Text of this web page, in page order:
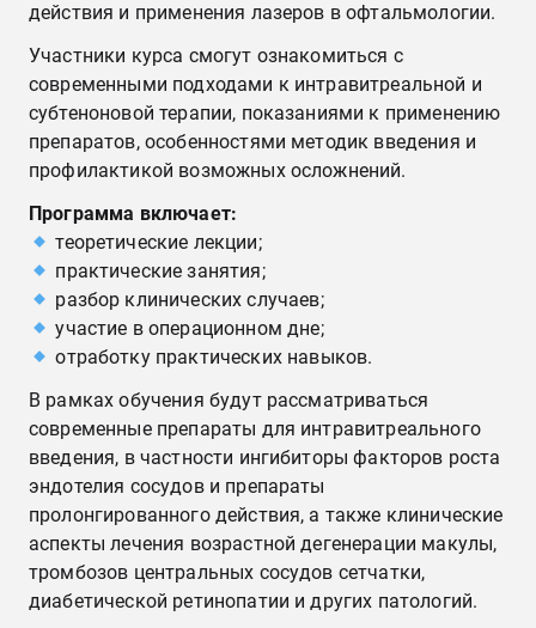
действия и применения лазеров в офтальмологии.
Участники курса смогут ознакомиться с
современными подходами к интравитреальной и
субтеноновой терапии, показаниями к применению
препаратов, особенностями методик введения и
профилактикой возможных осложнений.
Программа включает:
теоретические лекции;
практические занятия;
разбор клинических случаев;
участие в операционном дне;
отработку практических навыков.
В рамках обучения будут рассматриваться
современные препараты для интравитреального
введения, в частности ингибиторы факторов роста
эндотелия сосудов и препараты
пролонгированного действия, а также клинические
аспекты лечения возрастной дегенерации макулы,
тромбозов центральных сосудов сетчатки,
диабетической ретинопатии и других патологий.